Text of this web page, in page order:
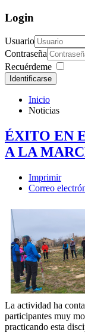
Login
Usuario
Contraseña
Recuérdeme
Identificarse
Inicio
Noticias
ÉXITO EN
A LA
Imprimir
Correo
La actividad ha
participantes muy
practicando esta